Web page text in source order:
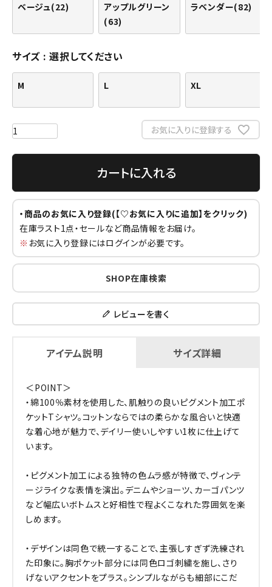
ベージュ(22)
アップルグリーン
(63)
ラベンダー(82)
サイズ 選択してください
M L XL
お気に入りに登録する
カートに入れる
・商品のお気に入り登録(【♡お気に入りに追加】をクリック)
在庫ラスト1点・セールなど商品情報をお届け。
※ お気に入り登録にはログインが必要です。
SHOP在庫検索
レビューを書く
アイテム説明 サイズ詳細
＜POINT＞
・綿100％素材を使用した、肌触りの良いピグメント加工ポ
ケットTシャツ。コットンならではの柔らかな風合いと快適
な着心地が魅力で、デイリー使いしやすい1枚に仕上げて
います。
・ピグメント加工による独特の色ムラ感が特徴で、ヴィンテ
ージライクな表情を演出。デニムやショーツ、カーゴパンツ
など幅広いボトムスと好相性で程よくこなれた雰囲気を楽
しめます。
・デザインは同色で統一することで、主張しすぎず洗練され
た印象に。胸ポケット部分には同色ロゴ刺繍を施し、さり
げないアクセントをプラス。シンプルながらも細部にこだ